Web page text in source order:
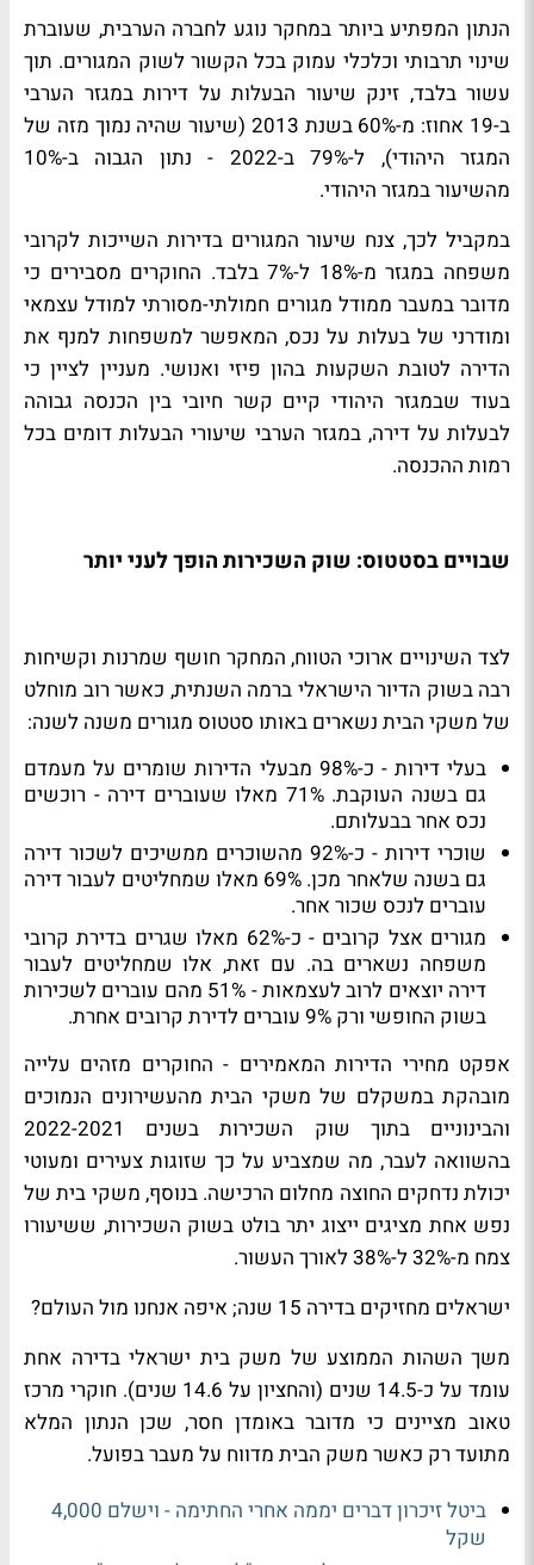
הנתון המפתיע ביותר במחקר נוגע לחברה הערבית, שעוברת
שינוי תרבותי וכלכלי עמוק בכל הקשור לשוק המגורים. תוך
עשור בלבד, זינק שיעור הבעלות על דירות במגזר הערבי
ב-19 אחוז: מ-60% בשנת 2013 (שיעור שהיה נמוך מזה של
המגזר היהודי), ל-79% ב-2022 - נתון הגבוה ב-10%
מהשיעור במגזר היהודי.
במקביל לכך, צנח שיעור המגורים בדירות השייכות לקרובי
משפחה במגזר מ-18% ל-7% בלבד. החוקרים מסבירים כי
מדובר במעבר ממודל מגורים חמולתי-מסורתי למודל עצמאי
ומודרני של בעלות על נכס, המאפשר למשפחות למנף את
הדירה לטובת השקעות בהון פיזי ואנושי. מעניין לציין כי
בעוד שבמגזר היהודי קיים קשר חיובי בין הכנסה גבוהה
לבעלות על דירה, במגזר הערבי שיעורי הבעלות דומים בכל
רמות ההכנסה.
שבויים בסטטוס: שוק השכירות הופך לעני יותר
לצד השינויים ארוכי הטווח, המחקר חושף שמרנות וקשיחות
רבה בשוק הדיור הישראלי ברמה השנתית, כאשר רוב מוחלט
של משקי הבית נשארים באותו סטטוס מגורים משנה לשנה:
בעלי דירות -
כ-98% מבעלי הדירות שומרים על מעמדם
גם בשנה העוקבת. 71% מאלו שעוברים דירה - רוכשים
נכס אחר בבעלותם.
שוכרי דירות -
כ-92% מהשוכרים ממשיכים לשכור דירה
גם בשנה שלאחר מכן. 69% מאלו שמחליטים לעבור דירה
עוברים לנכס שכור אחר.
מגורים אצל קרובים -
כ-62% מאלו שגרים בדירת קרובי
משפחה נשארים בה. עם זאת, אלו שמחליטים לעבור
דירה יוצאים לרוב לעצמאות - 51% מהם עוברים לשכירות
בשוק החופשי ורק 9% עוברים לדירת קרובים אחרת
.
אפקט מחירי הדירות המאמירים - החוקרים מזהים עלייה
מובהקת במשקלם של משקי הבית מהעשירונים הנמוכים
והבינוניים בתוך שוק השכירות בשנים 2022
-2021
בהשוואה לעבר, מה שמצביע על כך שזוגות צעירים ומעוטי
יכולת נדחקים החוצה מחלום הרכישה. בנוסף, משקי בית של
נפש אחת מציגים ייצוג יתר בולט בשוק השכירות, ששיעורו
צמח מ-32% ל-38% לאורך העשור
.
ישראלים מחזיקים בדירה 15 שנה; איפה אנחנו מול העולם
?
משך השהות הממוצע של משק בית ישראלי בדירה אחת
עומד על כ-14.5 שנים (והחציון על 14.6 שנים). חוקרי מרכז
טאוב מציינים כי מדובר באומדן חסר, שכן הנתון המלא
מתועד רק כאשר משק הבית מדווח על מעבר בפועל.
ביטל זיכרון דברים יממה אחרי החתימה - וישלם 4,000
שקל